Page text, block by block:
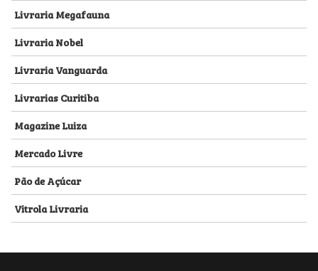
Livraria Megafauna
Livraria Nobel
Livraria Vanguarda
Livrarias Curitiba
Magazine Luiza
Mercado Livre
Pão de Açúcar
Vitrola Livraria